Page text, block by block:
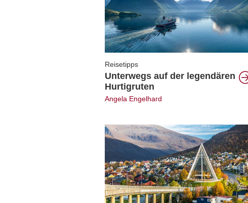
Reisetipps
Unterwegs auf der legendären
Hurtigruten
Angela Engelhard